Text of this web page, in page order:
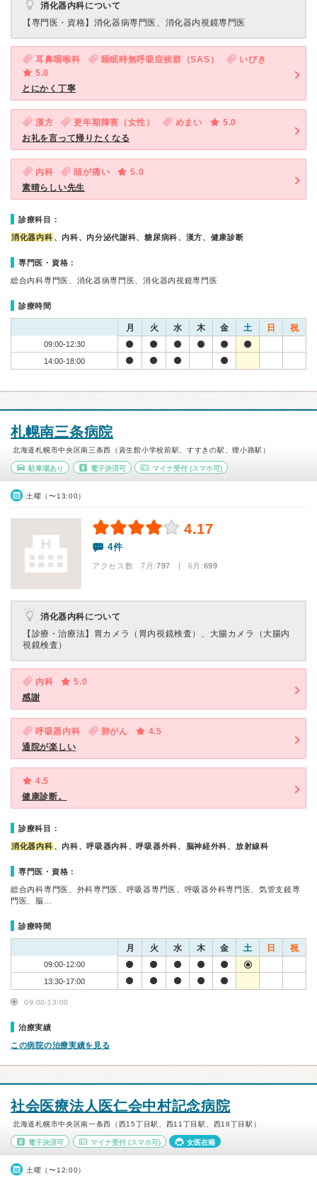
消化器内科について
【専門医・資格】 消化器病専門医、消化器内視鏡専門医
耳鼻咽喉科 睡眠時無呼吸症候群（SAS）
いびき
5.0
とにかく丁寧
漢方 更年期障害（女性） めまい
5.0
お礼を言って帰りたくなる
内科 頭が痛い
5.0
素晴らしい先生
診療科目：
消化器内科 、内科、内分泌代謝科、糖尿病科、漢方、健康診断
専門医・資格：
総合内科専門医、消化器病専門医、消化器内視鏡専門医
診療時間
月 火 水 木 金 土 日 祝
09:00-12:30
14:00-18:00
札幌南三条病院
北海道札幌市中央区南三条西（資生館小学校前駅、すすきの駅、狸小路駅）
駐車場あり 電子決済可 マイナ受付 (スマホ可)
土曜（〜13:00）
4.17
4件
アクセス数 7月:797 | 6月:699
消化器内科について
【診療・治療法】 胃カメラ（胃内視鏡検査）、大腸カメラ（大腸内
視鏡検査）
内科
5.0
感謝
呼吸器内科 肺がん
4.5
通院が楽しい
4.5
健康診断。
診療科目：
消化器内科 、内科、呼吸器内科、呼吸器外科、脳神経外科、放射線科
専門医・資格：
総合内科専門医、外科専門医、呼吸器専門医、呼吸器外科専門医、気管支鏡専
門医、脳…
診療時間
月 火 水 木 金 土 日 祝
09:00-12:00
13:30-17:00
09:00-13:00
治療実績
この病院の治療実績を見る
社会医療法人医仁会中村記念病院
北海道札幌市中央区南一条西（西15丁目駅、西11丁目駅、西18丁目駅）
電子決済可 マイナ受付(スマホ可) 女医在籍
土曜（〜12:00）